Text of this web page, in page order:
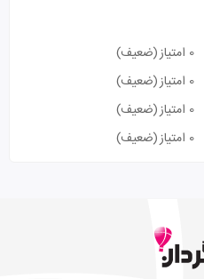
0 امتیاز
(ضعیف)
0 امتیاز
(ضعیف)
0 امتیاز
(ضعیف)
0 امتیاز (ضعیف)